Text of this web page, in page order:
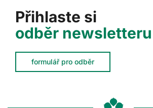
Přihlaste si
odběr newsletteru
formulář pro odběr